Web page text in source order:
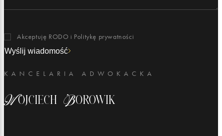
KANCELARIA ADWOKACKA
Wojciech Borowik
Akceptuję RODO i Politykę prywatności
Wyślij wiadomość